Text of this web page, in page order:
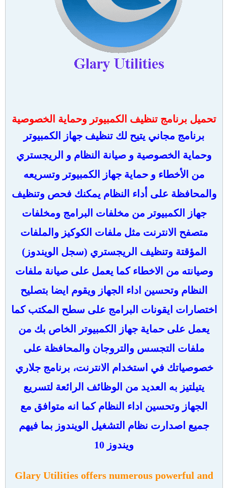
تحميل برنامج تنظيف الكمبيوتر وحماية الخصوصية
برنامج مجاني يتيح لك تنظيف جهاز الكمبيوتر
وحماية الخصوصية و صيانة النظام و الريجستري
من الأخطاء و حماية جهاز الكمبيوتر وتسريعه
والمحافظة على أداء النظام يمكنك فحص وتنظيف
جهاز الكمبيوتر من مخلفات البرامج ومخلفات
متصفح الانترنت مثل ملفات الكوكيز والملفات
المؤقتة وتنظيف الريجستري (سجل الويندوز)
وصيانته من الاخطاء كما يعمل على صيانة ملفات
النظام وتحسين اداء الجهاز ويقوم ايضا بتصليح
اختصارات ايقونات البرامج على سطح المكتب كما
يعمل على حماية جهاز الكمبيوتر الخاص بك من
ملفات التجسس والتروجان والمحافظة على
خصوصياتك في استخدام الانترنت، برنامج جلاري
يتيلتيز به العديد من الوظائف الرائعة لتسريع
الجهاز وتحسين اداء النظام كما انه متوافق مع
جميع اصدارت نظام التشغيل الويندوز بما فيهم
ويندوز 10
Glary Utilities offers numerous powerful and